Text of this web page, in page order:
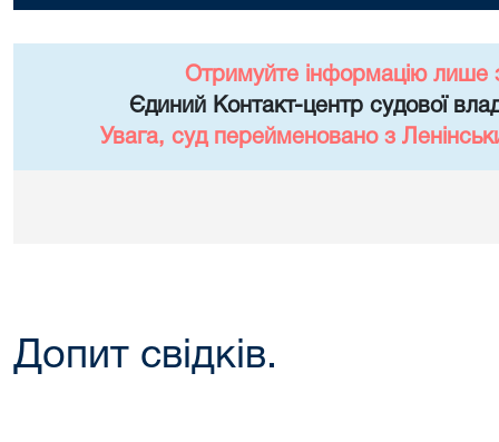
Отримуйте інформацію лише
Єдиний Контакт-центр судової
Увага, суд перейменовано з
Допит свідків.